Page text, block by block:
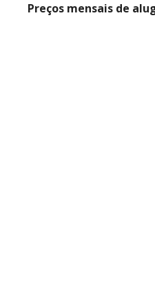
Preços mensais de